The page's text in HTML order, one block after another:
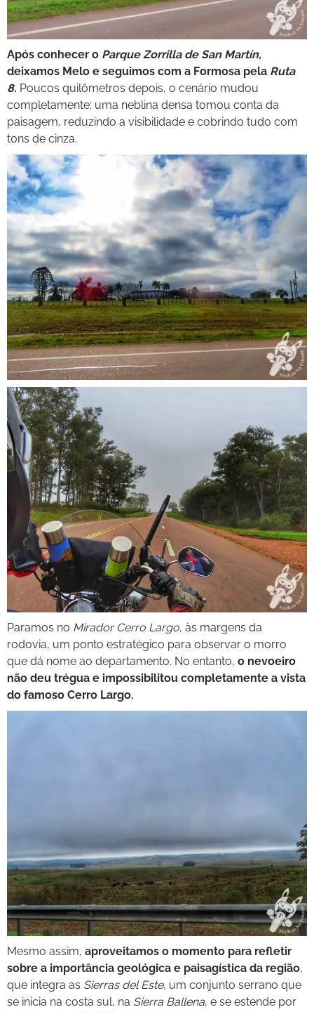
Após conhecer o Parque Zorrilla de San Martín,
deixamos Melo e seguimos com a Formosa pela Ruta
8. Poucos quilômetros depois, o cenário mudou
completamente: uma neblina densa tomou conta da
paisagem, reduzindo a visibilidade e cobrindo tudo com
tons de cinza.
Paramos no Mirador Cerro Largo, às margens da
rodovia, um ponto estratégico para observar o morro
que dá nome ao departamento. No entanto, o nevoeiro
não deu trégua e impossibilitou completamente a vista
do famoso Cerro Largo.
Mesmo assim, aproveitamos o momento para refletir
sobre a importância geológica e paisagística da região,
que integra as Sierras del Este, um conjunto serrano que
se inicia na costa sul, na Sierra Ballena, e se estende por